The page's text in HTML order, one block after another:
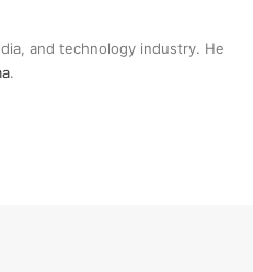
and technology industry. He
.